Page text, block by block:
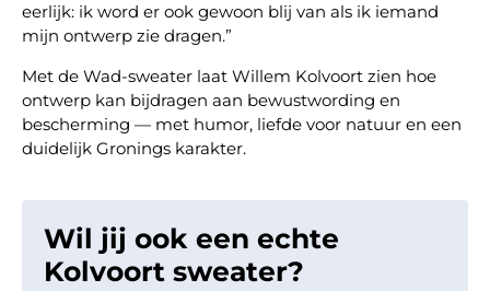
eerlijk: ik word er ook gewoon blij van als ik iemand
mijn ontwerp zie dragen.”
Met de Wad-sweater laat Willem Kolvoort zien hoe
ontwerp kan bijdragen aan bewustwording en
bescherming — met humor, liefde voor natuur en een
duidelijk Gronings karakter.
Wil jij ook een echte
Kolvoort sweater?